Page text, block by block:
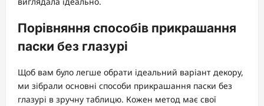
Порівняння способів прикрашання
паски без глазурі
Щоб вам було легше обрати ідеальний варіант декору,
ми зібрали основні способи прикрашання паски без
глазурі в зручну таблицю. Кожен метод має свої